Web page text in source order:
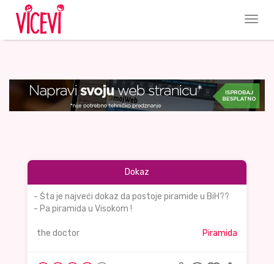
Dokaz
- Šta je najveći dokaz da postoje piramide u BiH??
- Pa piramida u Visokom !
the doctor Piramida